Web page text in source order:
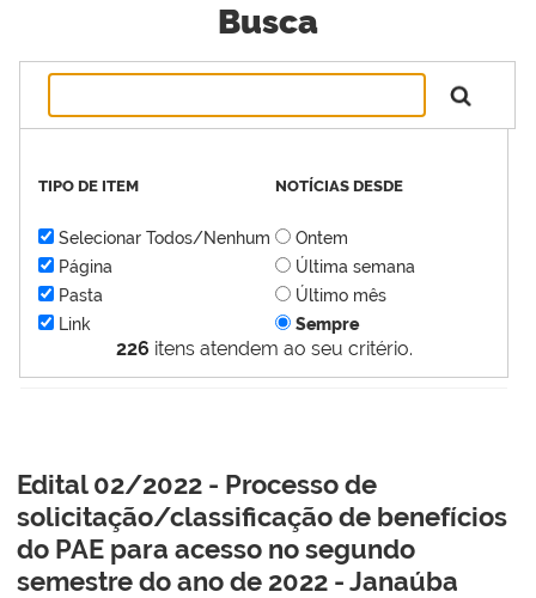
Busca
226 itens atendem ao seu critério.
TIPO DE ITEM
Selecionar Todos/Nenhum
Página
Pasta
Link
NOTÍCIAS DESDE
Ontem
Última semana
Último mês
Sempre
Edital 02/2022 - Processo de
solicitação/classificação de benefícios
do PAE para acesso no segundo
semestre do ano de 2022 - Janaúba